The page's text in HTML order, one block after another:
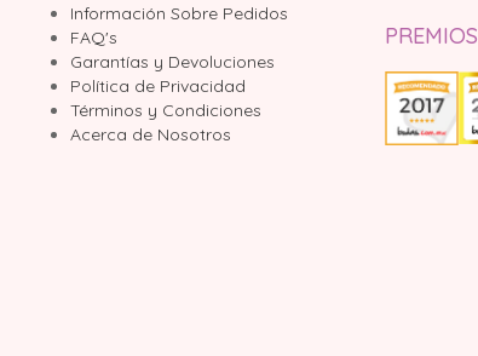
Información Sobre Pedidos
FAQ's
Garantías y Devoluciones
Política de Privacidad
Términos y Condiciones
Acerca de Nosotros
PREMIOS